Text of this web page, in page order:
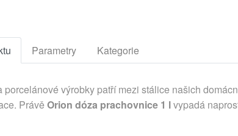
Parametry Kategorie
porcelánové výrobky patří mezi stálice našich
Právě Orion dóza prachovnice 1 lvypadá